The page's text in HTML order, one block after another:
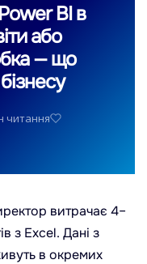
BI в
або
— що
читання
витрачає 4–
з Excel. Дані з
в окремих